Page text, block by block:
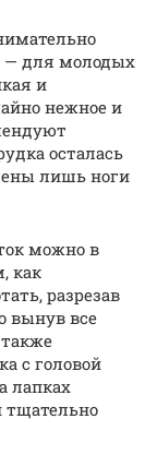
— для молодых
и
нежное и
осталась
лишь ноги
можно в
как
разрезав
вынув все
с головой
лапках
тщательно